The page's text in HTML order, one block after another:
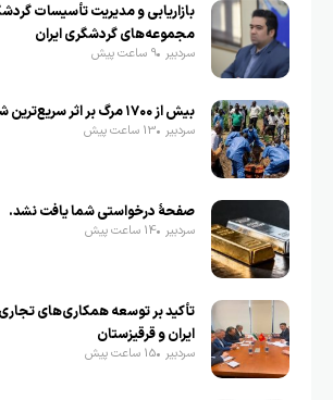
بازاریابی و مدیریت تأسیسات
مجموعه‌های گردشگری ایران
سردبیر 9 ساعت پیش
بیش از ۱۷۰۰ مرگ بر اثر سریع‌ترین شیوع ابولا در جهان
سردبیر 13 ساعت پیش
صفحهٔ درخواستی شما یافت نشد.
سردبیر 14 ساعت پیش
تأکید بر توسعه همکاری‌های
ایران و قرقیزستان
سردبیر 15 ساعت پیش